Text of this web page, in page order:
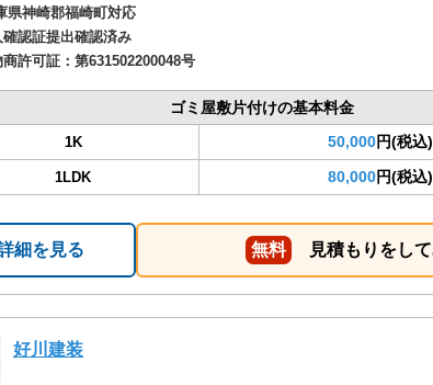
県神崎郡福崎町対応
確認証提出確認済み
許可証： 第631502200048号
ゴミ屋敷片付けの基本料金
1K 50,000円(税込
1LDK 80,000円(税込
細を見る 無料 見積もりをして
好川建装